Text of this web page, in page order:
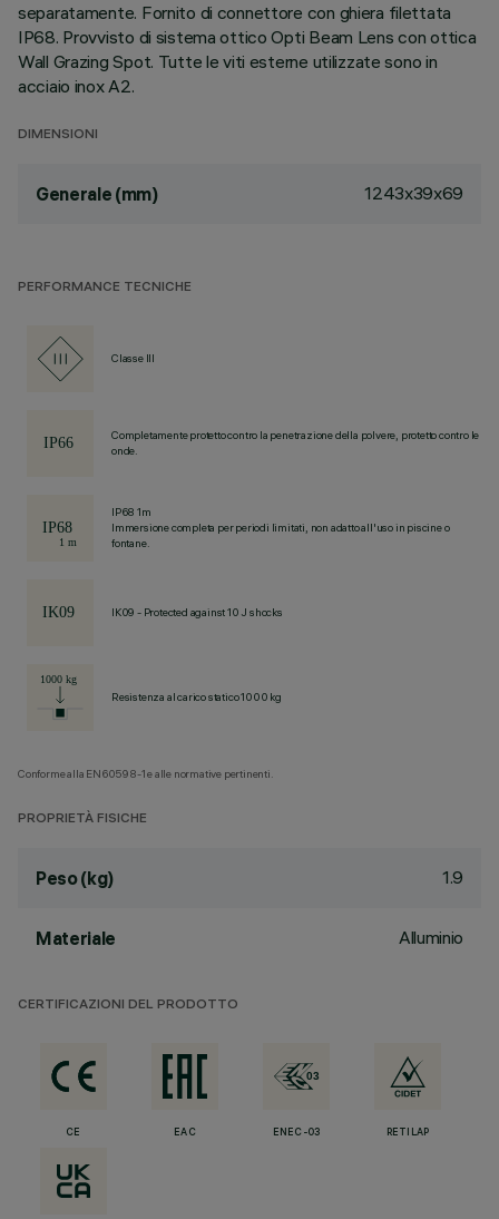
separatamente. Fornito di connettore con ghiera filettata
IP68. Provvisto di sistema ottico Opti Beam Lens con ottica
Wall Grazing Spot. Tutte le viti esterne utilizzate sono in
acciaio inox A2.
DIMENSIONI
Generale (mm) 1243x39x69
PERFORMANCE TECNICHE
Classe III
Completamente protetto contro la penetrazione della polvere, protetto contro le
onde.
IP68 1m
Immersione completa per periodi limitati, non adatto all'uso in piscine o
fontane.
IK09 - Protected against 10 J shocks
Resistenza al carico statico 1000 kg
Conforme alla EN60598-1 e alle normative pertinenti.
PROPRIETÀ FISICHE
Peso (kg) 1.9
Materiale Alluminio
CERTIFICAZIONI DEL PRODOTTO
CE EAC ENEC-03 RETILAP